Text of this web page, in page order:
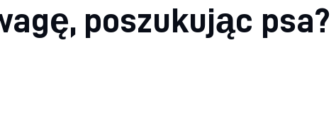
poszukując psa?